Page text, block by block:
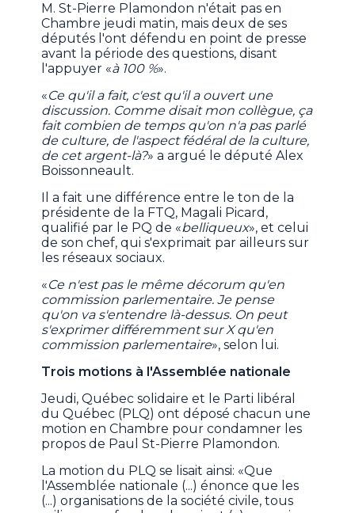
M. St-Pierre Plamondon n'était pas en
Chambre jeudi matin, mais deux de ses
députés l'ont défendu en point de presse
avant la période des questions, disant
l'appuyer «à 100 %».
«Ce qu'il a fait, c'est qu'il a ouvert une
discussion. Comme disait mon collègue, ça
fait combien de temps qu'on n'a pas parlé
de culture, de l'aspect fédéral de la culture,
de cet argent-là?» a argué le député Alex
Boissonneault.
Il a fait une différence entre le ton de la
présidente de la FTQ, Magali Picard,
qualifié par le PQ de «belliqueux», et celui
de son chef, qui s'exprimait par ailleurs sur
les réseaux sociaux.
«Ce n'est pas le même décorum qu'en
commission parlementaire. Je pense
qu'on va s'entendre là-dessus. On peut
s'exprimer différemment sur X qu'en
commission parlementaire», selon lui.
Trois motions à l'Assemblée nationale
Jeudi, Québec solidaire et le Parti libéral
du Québec (PLQ) ont déposé chacun une
motion en Chambre pour condamner les
propos de Paul St-Pierre Plamondon.
La motion du PLQ se lisait ainsi: «Que
l'Assemblée nationale (...) énonce que les
(...) organisations de la société civile, tous